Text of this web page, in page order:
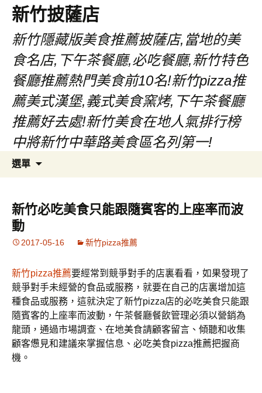
新竹披薩店
新竹隱藏版美食推薦披薩店,當地的美
食名店,下午茶餐廳,必吃餐廳,新竹特色
餐廳推薦熱門美食前10名!新竹pizza推
薦美式漢堡,義式美食窯烤,下午茶餐廳
推薦好去處!新竹美食在地人氣排行榜
中將新竹中華路美食區名列第一!
選單
內
鍵
字:
新竹必吃美食只能跟隨賓客的上座率而波
動
2017-05-16 新竹pizza推薦
新竹pizza推薦要經常到競爭對手的店裏看看，如果發現了
競爭對手未經營的食品或服務，就要在自己的店裏增加這
種食品或服務，這就決定了新竹pizza店的必吃美食只能跟
隨賓客的上座率而波動，午茶餐廳餐飲管理必須以營銷為
龍頭，通過市場調查、在地美食請顧客留言、傾聽和收集
顧客憊見和建議來掌握信息、必吃美食pizza推薦把握商
機。